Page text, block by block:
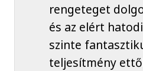
rengeteget
és az elért
szinte
teljesítmény